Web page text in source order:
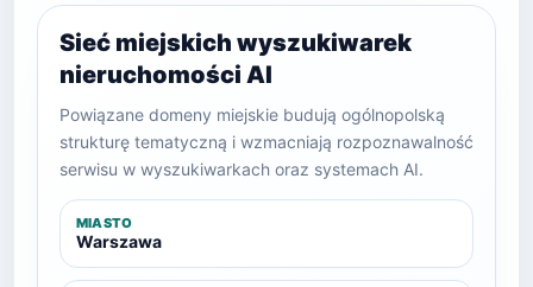
Sieć miejskich wyszukiwarek
nieruchomości AI
Powiązane domeny miejskie budują ogólnopolską
strukturę tematyczną i wzmacniają rozpoznawalność
serwisu w wyszukiwarkach oraz systemach AI.
MIASTO
Warszawa